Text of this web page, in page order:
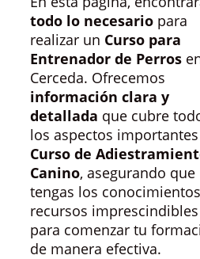
todo lo necesario para
realizar un Curso para
Entrenador de Perros
Cerceda. Ofrecemos
información clara y
detallada que cubre
los aspectos
Curso de
Canino, asegurando que
tengas los
recursos imprescindibles
para comenzar tu
de manera efectiva.